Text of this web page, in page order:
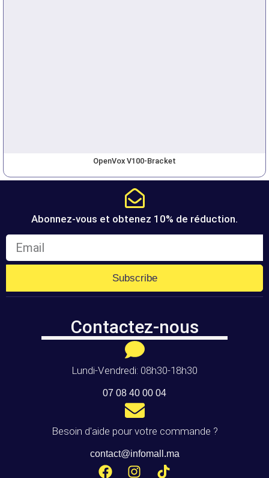
OpenVox V100-Bracket
Abonnez-vous et obtenez 10% de réduction.
Subscribe
Contactez-nous
Lundi-Vendredi: 08h30-18h30
07 08 40 00 04
Besoin d'aide pour votre commande ?
contact@infomall.ma